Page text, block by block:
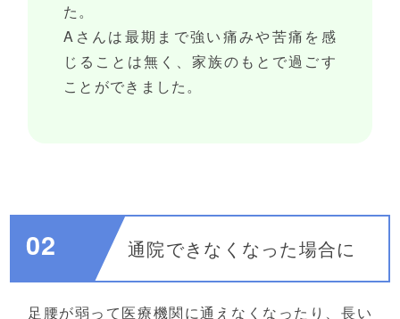
た。
Aさんは最期まで強い痛みや苦痛を感
じることは無く、家族のもとで過ごす
ことができました。
02 通院できなくなった場合に
足腰が弱って医療機関に通えなくなったり、長い